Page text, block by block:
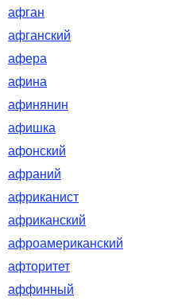
афган
афганский
афера
афина
афинянин
афишка
афонский
афраний
африканист
африканский
афроамериканский
афторитет
аффинный